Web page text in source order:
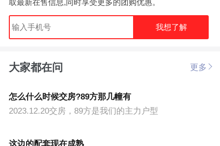
取最新在售信息,同时享受更多的团购优惠。
我想了解
大家都在问 更多
怎么什么时候交房?89方那几幢有
2023.12.20交房，89方是我们的主力户型
这边的配套现在成熟